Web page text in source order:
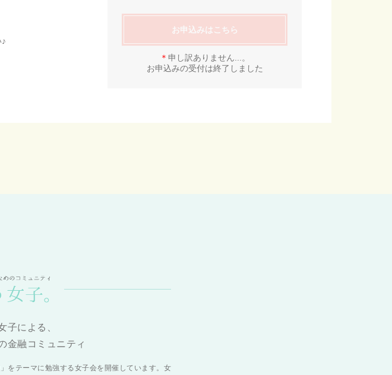
お申込みはこちら
＊ 申し訳ありません...。
お申込みの受付は終了しました
子による、
金融コミュニティ
をテーマに勉強する女子会を開催しています。女